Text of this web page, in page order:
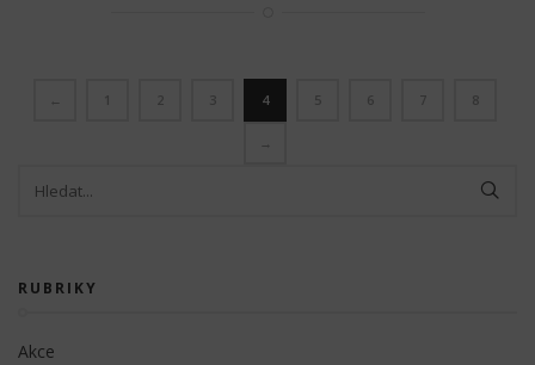
← 1 2 3 4 5 6 7 8
→
RUBRIKY
Akce